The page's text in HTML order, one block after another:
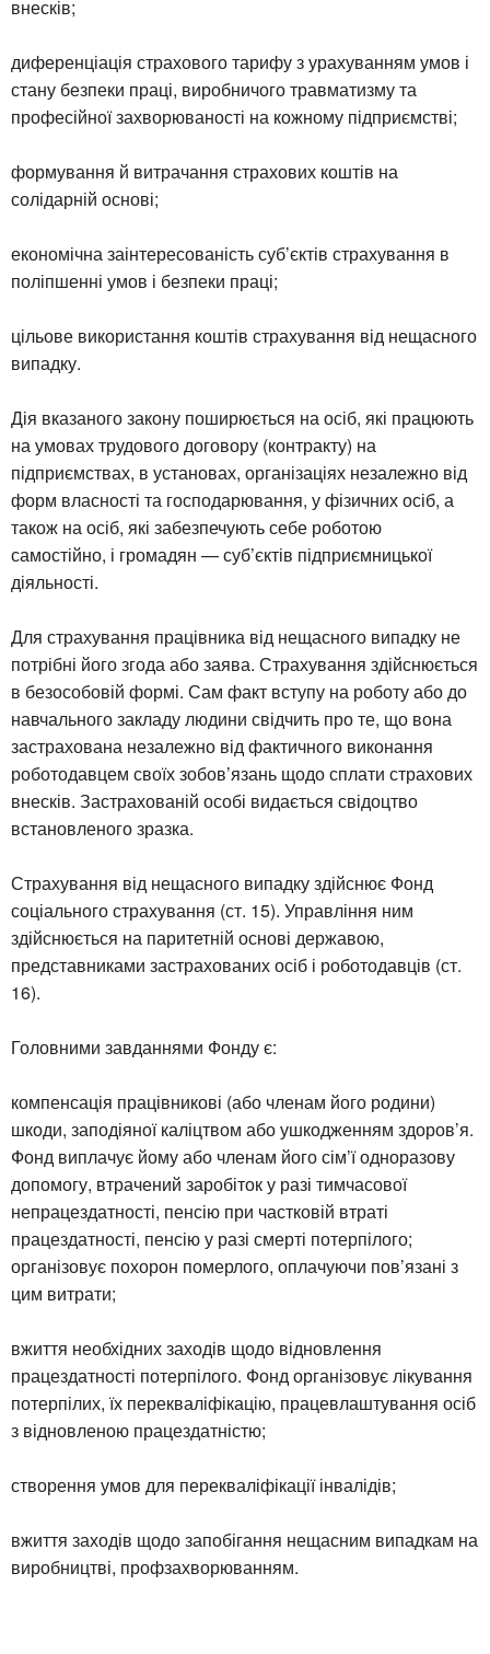
внесків;
диференціація страхового тарифу з урахуванням умов і
стану безпеки праці, виробничого травматизму та
професійної захворюваності на кожному підприємстві;
формування й витрачання страхових коштів на
солідарній основі;
економічна заінтересованість суб’єктів страхування в
поліпшенні умов і безпеки праці;
цільове використання коштів страхування від нещасного
випадку.
Дія вказаного закону поширюється на осіб, які працюють
на умовах трудового договору (контракту) на
підприємствах, в установах, організаціях незалежно від
форм власності та господарювання, у фізичних осіб, а
також на осіб, які забезпечують себе роботою
самостійно, і громадян — суб’єктів підприємницької
діяльності.
Для страхування працівника від нещасного випадку не
потрібні його згода або заява. Страхування здійснюється
в безособовій формі. Сам факт вступу на роботу або до
навчального закладу людини свідчить про те, що вона
застрахована незалежно від фактичного виконання
роботодавцем своїх зобов’язань щодо сплати страхових
внесків. Застрахованій особі видається свідоцтво
встановленого зразка.
Страхування від нещасного випадку здійснює Фонд
соціального страхування (ст. 15). Управління ним
здійснюється на паритетній основі державою,
представниками застрахованих осіб і роботодавців (ст.
16).
Головними завданнями Фонду є:
компенсація працівникові (або членам його родини)
шкоди, заподіяної каліцтвом або ушкодженням здоров’я.
Фонд виплачує йому або членам його сім’ї одноразову
допомогу, втрачений заробіток у разі тимчасової
непрацездатності, пенсію при частковій втраті
працездатності, пенсію у разі смерті потерпілого;
організовує похорон померлого, оплачуючи пов’язані з
цим витрати;
вжиття необхідних заходів щодо відновлення
працездатності потерпілого. Фонд організовує лікування
потерпілих, їх перекваліфікацію, працевлаштування осіб
з відновленою працездатністю;
створення умов для перекваліфікації інвалідів;
вжиття заходів щодо запобігання нещасним випадкам на
виробництві, профзахворюванням.